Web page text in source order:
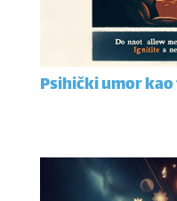
Psihički umor